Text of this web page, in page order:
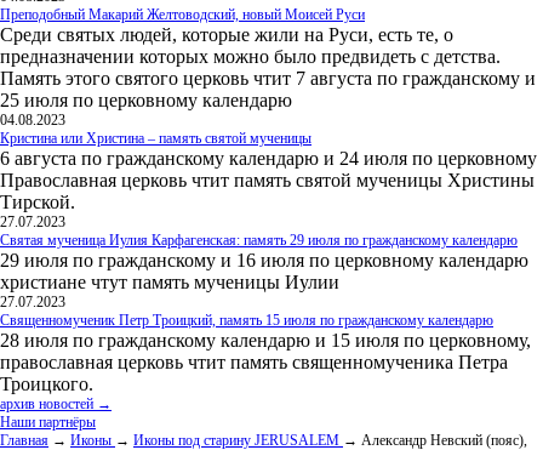
Преподобный Макарий Желтоводский, новый Моисей Руси
Среди святых людей, которые жили на Руси, есть те, о
предназначении которых можно было предвидеть с детства.
Память этого святого церковь чтит 7 августа по гражданскому и
25 июля по церковному календарю
04.08.2023
Кристина или Христина – память святой мученицы
6 августа по гражданскому календарю и 24 июля по церковному
Православная церковь чтит память святой мученицы Христины
Тирской.
27.07.2023
Святая мученица Иулия Карфагенская: память 29 июля по гражданскому календарю
29 июля по гражданскому и 16 июля по церковному календарю
христиане чтут память мученицы Иулии
27.07.2023
Священномученик Петр Троицкий, память 15 июля по гражданскому календарю
28 июля по гражданскому календарю и 15 июля по церковному,
православная церковь чтит память священномученика Петра
Троицкого.
архив новостей →
Наши партнёры
Главная → Иконы → Иконы под старину JERUSALEM → Александр Невский (пояс),